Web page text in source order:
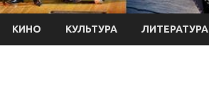
КИНО КУЛЬТУРА ЛИТЕРАТУРА